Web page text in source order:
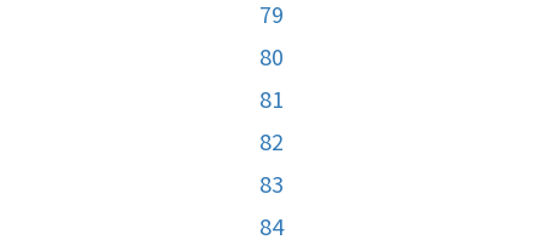
79
80
81
82
83
84